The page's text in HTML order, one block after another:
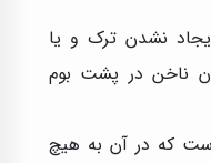
نشدن ترک و یا
ناخن در پشت بوم
ست که در آن به هیچ